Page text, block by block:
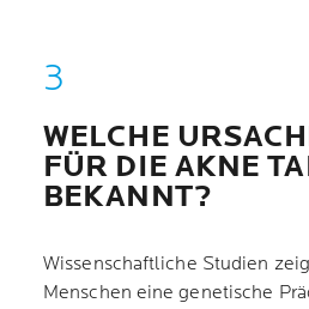
WELCHE
FÜR DIE AKNE
BEKANNT?
Wissenschaftliche Studien
Menschen eine genetische